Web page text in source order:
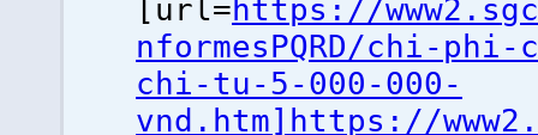
[url=https://
nformesPQRD/chi-
chi-tu-5-000-000-
vnd.htm]https://